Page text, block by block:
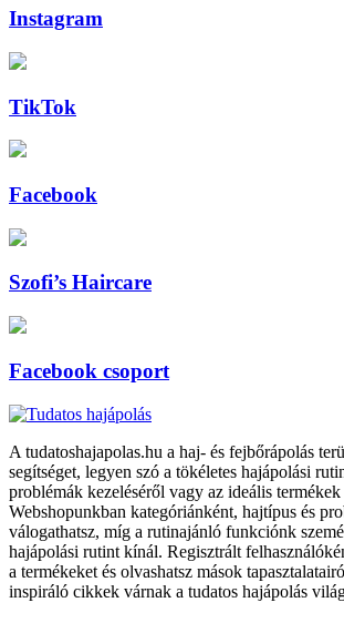
Instagram
TikTok
Facebook
Szofi’s Haircare
Facebook csoport
A tudatoshajapolas.hu a haj- és fejbőrápolás
segítséget, legyen szó a tökéletes hajápolási
problémák kezeléséről vagy az ideális termékek
Webshopunkban kategóriánként, hajtípus és
válogathatsz, míg a rutinajánló funkciónk
hajápolási rutint kínál. Regisztrált
a termékeket és olvashatsz mások
inspiráló cikkek várnak a tudatos hajápolás